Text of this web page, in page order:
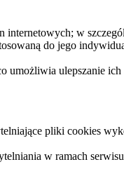
internetowych; w
do jego
umożliwia ulepszanie
pliki cookies
w ramach